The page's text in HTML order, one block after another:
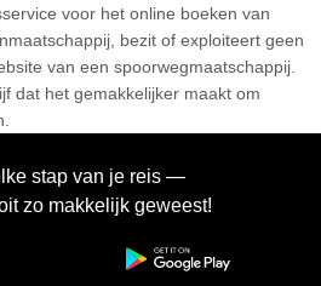
voor het online boeken van
bezit of exploiteert geen
van een spoorwegmaatschappij.
dat het gemakkelijker maakt om
stap van je reis —
zo makkelijk geweest!